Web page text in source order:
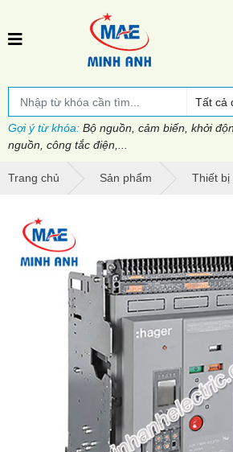
Tất cả
Gợi ý từ khóa: Bộ nguồn, cảm biến, khởi
nguồn, công tắc điện,...
Trang chủ Sản phẩm Thiết bị